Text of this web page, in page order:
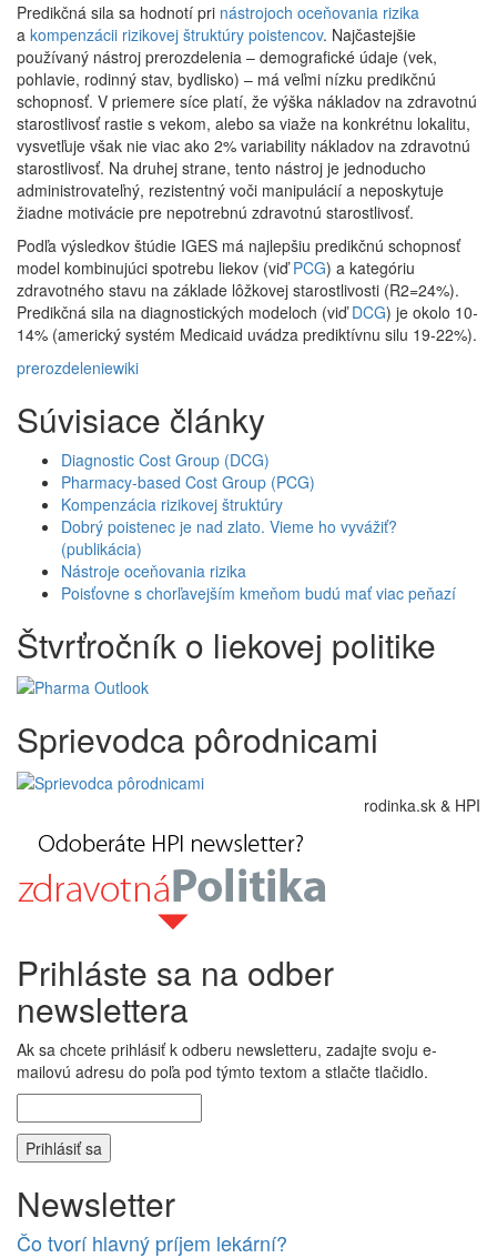
Predikčná sila sa hodnotí pri nástrojoch oceňovania rizika
a kompenzácii rizikovej štruktúry poistencov. Najčastejšie
používaný nástroj prerozdelenia – demografické údaje (vek,
pohlavie, rodinný stav, bydlisko) – má veľmi nízku predikčnú
schopnosť. V priemere síce platí, že výška nákladov na zdravotnú
starostlivosť rastie s vekom, alebo sa viaže na konkrétnu lokalitu,
vysvetľuje však nie viac ako 2% variability nákladov na zdravotnú
starostlivosť. Na druhej strane, tento nástroj je jednoducho
administrovateľný, rezistentný voči manipulácií a neposkytuje
žiadne motivácie pre nepotrebnú zdravotnú starostlivosť.
Podľa výsledkov štúdie IGES má najlepšiu predikčnú schopnosť
model kombinujúci spotrebu liekov (viďPCG) a kategóriu
zdravotného stavu na základe lôžkovej starostlivosti (R2=24%).
Predikčná sila na diagnostických modeloch (viďDCG) je okolo 10-
14% (americký systém Medicaid uvádza prediktívnu silu 19-22%).
prerozdeleniewiki
Súvisiace články
Diagnostic Cost Group (DCG)
Pharmacy-based Cost Group (PCG)
Kompenzácia rizikovej štruktúry
Dobrý poistenec je nad zlato. Vieme ho vyvážiť?
(publikácia)
Nástroje oceňovania rizika
Poisťovne s chorľavejším kmeňom budú mať viac peňazí
Štvrťročník o liekovej politike
Sprievodca pôrodnicami
rodinka.sk & HPI
Prihláste sa na odber
newslettera
Ak sa chcete prihlásiť k odberu newsletteru, zadajte svoju e-
mailovú adresu do poľa pod týmto textom a stlačte tlačidlo.
Newsletter
Čo tvorí hlavný príjem lekární?